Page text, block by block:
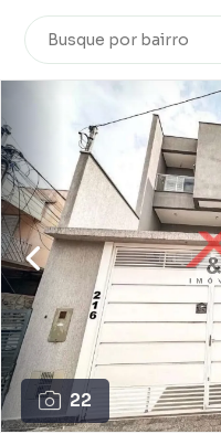
22